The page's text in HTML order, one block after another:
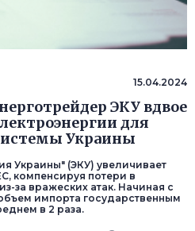
15.04.2024
ЭКУ вдвое
для
Украины
Украины" (ЭКУ) увеличивает
компенсируя потери в
за вражеских атак. Начиная с
импорта государственным
в 2 раза.